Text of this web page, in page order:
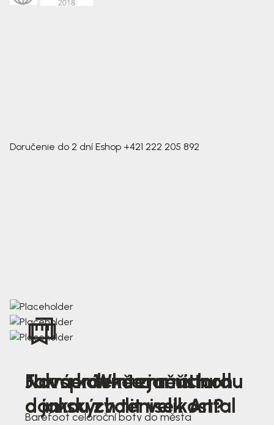
Doručenie do 2 dní Eshop +421 222 205 892
Nová kolekce jarních
dámských tenisek Antal
Jak správně změřit nohu
a jakou zvolit velikost?
Farmer Winter mustard
Barefoot celoroční boty do města